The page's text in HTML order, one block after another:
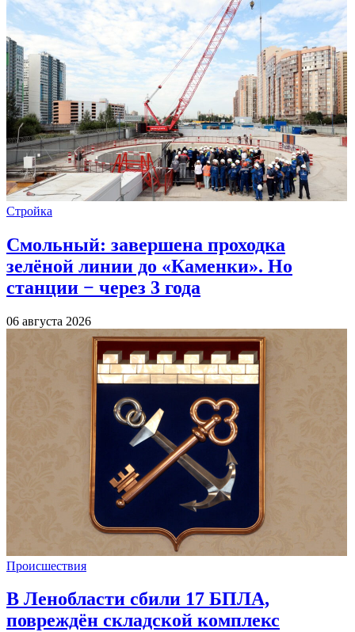
Стройка
Смольный: завершена проходка
зелёной линии до «Каменки». Но
станции − через 3 года
06 августа 2026
Происшествия
В Ленобласти сбили 17 БПЛА,
повреждён складской комплекс